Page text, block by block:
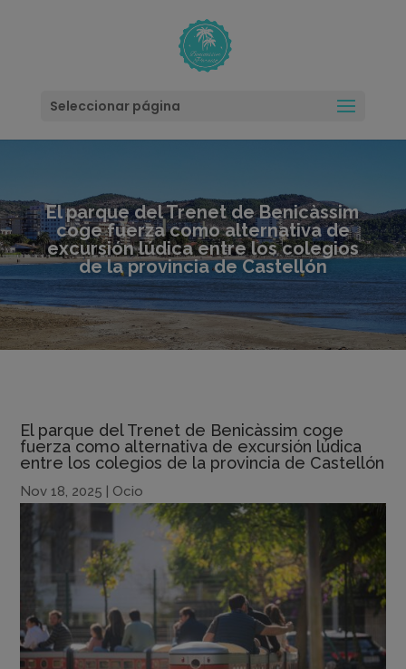
Seleccionar página
El parque del Trenet de Benicàssim
coge fuerza como alternativa de
excursión lúdica entre los colegios
de la provincia de Castellón
El parque del Trenet de Benicàssim coge
fuerza como alternativa de excursión lúdica
entre los colegios de la provincia de Castellón
Nov 18, 2025 | Ocio